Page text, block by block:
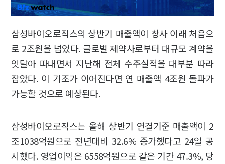
삼성바이오로직스의 상반기 매출액이 창사 이래 처음으
로 2조원을 넘었다. 글로벌 제약사로부터 대규모 계약을
잇달아 따내면서 지난해 전체 수주실적을 대부분 따라
잡았다. 이 기조가 이어진다면 연 매출액 4조원 돌파가
가능할 것으로 예상된다.
삼성바이오로직스는 올해 상반기 연결기준 매출액이 2
조1038억원으로 전년대비 32.6% 증가했다고 24일 공
시했다. 영업이익은 6558억원으로 같은 기간 47.3%, 당